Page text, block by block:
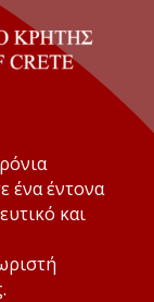
ένα έντονα
και